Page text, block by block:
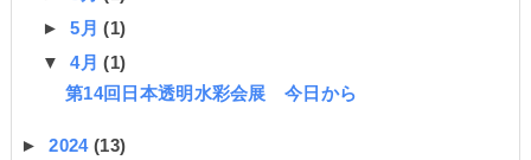
►5月(1)
▼4月(1)
第14回日本透明水彩会展 今日から
►2024(13)